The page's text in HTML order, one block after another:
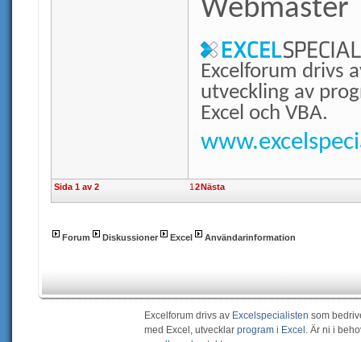
Webmaster
Excelforum drivs
utveckling av
Excel och VBA.
Sida 1 av 2 1 2Nästa
Forum Diskussioner Excel Användarinformation
Excelforum drivs av Excelspecialisten som
med Excel, utvecklar program i Excel . Är ni i